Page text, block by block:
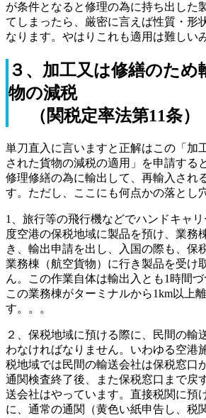
が条件となると修理の為に持ち出した
てしまったら、厳密に言えば性質・形
なります。やはりこれも適用は難しい
３、加工又は修繕のため
物の減税
（関税定率法第11条）
単刀直入に言いますと正解はこの「加
された貨物の減税の適用」を申請する
修理修繕の為に輸出して、再輸入され
す。ただし、ここにも何点かの落とし
1、旅行等の飛行機などでハンドキャ
度空港の保税地域に製品を預け、業務
き、輸出申請を出し、入国の際も、保
業務棟（航空貨物）に行き製品を受け
ん。この作業自体は輸出入とも1時間づ
この業務棟がターミナルから1km以上
す。。。
２、保税地域に預ける際に、民間の輸
わなければなりません。いわゆる空港
税地域では民間の輸送会社は保税窓口
通関検査終了後、また保税窓口まで戻
送会社はやっています。直接税関に預
に、通常の通関（黄色い紙申告し、税